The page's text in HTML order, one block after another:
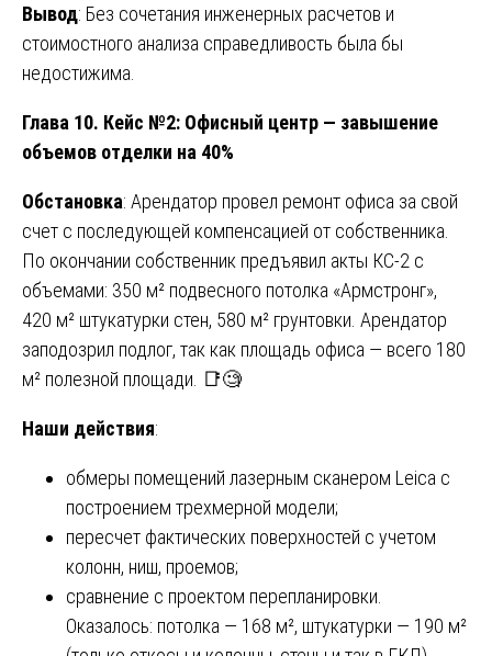
Вывод: Без сочетания инженерных расчетов и
стоимостного анализа справедливость была бы
недостижима.
Глава 10. Кейс №2: Офисный центр — завышение
объемов отделки на 40%
Обстановка: Арендатор провел ремонт офиса за свой
счет с последующей компенсацией от собственника.
По окончании собственник предъявил акты КС-2 с
объемами: 350 м² подвесного потолка «Армстронг»,
420 м² штукатурки стен, 580 м² грунтовки. Арендатор
заподозрил подлог, так как площадь офиса — всего 180
м² полезной площади. 📑🧐
Наши действия:
обмеры помещений лазерным сканером Leica с
построением трехмерной модели;
пересчет фактических поверхностей с учетом
колонн, ниш, проемов;
сравнение с проектом перепланировки.
Оказалось: потолка — 168 м², штукатурки — 190 м²